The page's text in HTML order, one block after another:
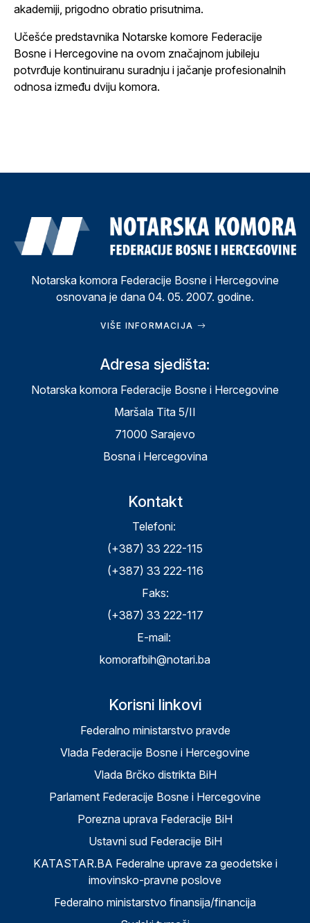
akademiji, prigodno obratio prisutnima.
Učešće predstavnika Notarske komore Federacije
Bosne i Hercegovine na ovom značajnom jubileju
potvrđuje kontinuiranu suradnju i jačanje profesionalnih
odnosa između dviju komora.
Notarska komora Federacije Bosne i Hercegovine
osnovana je dana 04. 05. 2007. godine.
VIŠE INFORMACIJA
Adresa sjedišta:
Notarska komora Federacije Bosne i Hercegovine
Maršala Tita 5/II
71000 Sarajevo
Bosna i Hercegovina
Kontakt
Telefoni:
(+387) 33 222-115
(+387) 33 222-116
Faks:
(+387) 33 222-117
E-mail:
komorafbih@notari.ba
Korisni linkovi
Federalno ministarstvo pravde
Vlada Federacije Bosne i Hercegovine
Vlada Brčko distrikta BiH
Parlament Federacije Bosne i Hercegovine
Porezna uprava Federacije BiH
Ustavni sud Federacije BiH
KATASTAR.BA Federalne uprave za geodetske i
imovinsko-pravne poslove
Federalno ministarstvo finansija/financija